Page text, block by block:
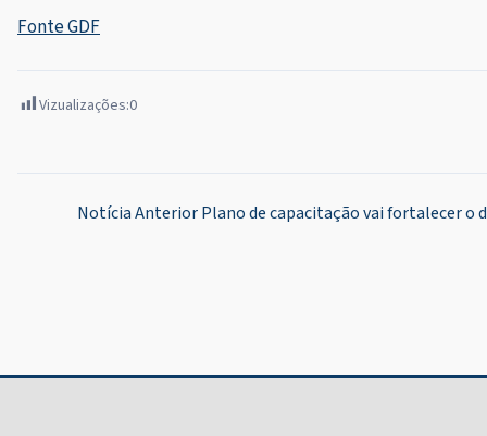
Fonte GDF
Vizualizações:0
Navegação
Notícia AnteriorPlano de capacitação vai fortalecer o